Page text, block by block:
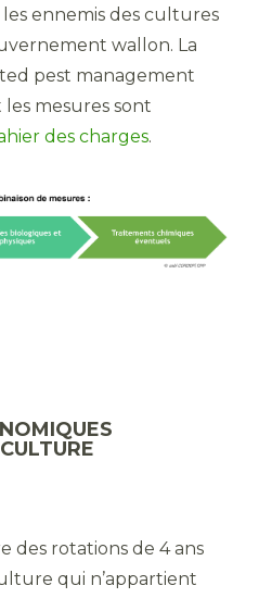
ennemis des cultures
wallon. La
pest management
mesures sont
des charges.
des rotations de 4 ans
qui n’appartient